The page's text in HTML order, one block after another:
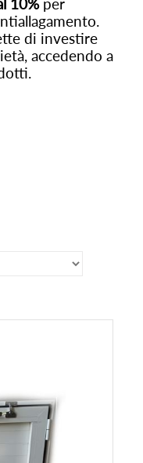
10%per
di investire
accedendo a